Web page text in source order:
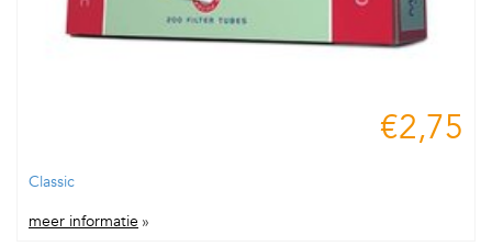
€2,75
Classic
meer informatie »